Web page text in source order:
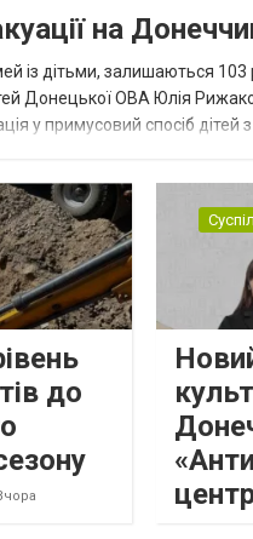
на
із дітьми, залишаються
Донецької ОВА Юлія
у примусовий спосіб
до